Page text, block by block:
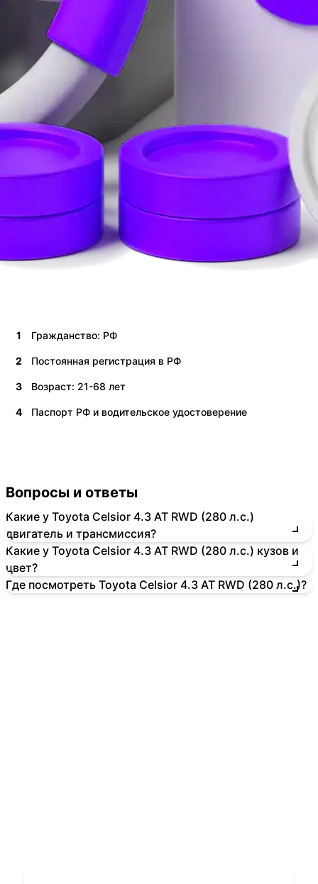
1 Гражданство: РФ
2 Постоянная регистрация в РФ
3 Возраст: 21-68 лет
4 Паспорт РФ и водительское удостоверение
Вопросы и ответы
Какие у Toyota Celsior 4.3 AT RWD (280 л.с.)
двигатель и трансмиссия?
Какие у Toyota Celsior 4.3 AT RWD (280 л.с.) кузов и
цвет?
Где посмотреть Toyota Celsior 4.3 AT RWD (280 л.с.)?